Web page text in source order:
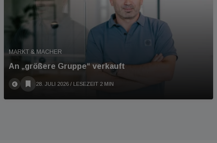
MARKT & MACHER
An „größere Gruppe“ verkauft
28. JULI 2026 / LESEZEIT 2 MIN